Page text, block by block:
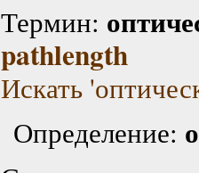
Термин:
pathlength
Искать
Определение: